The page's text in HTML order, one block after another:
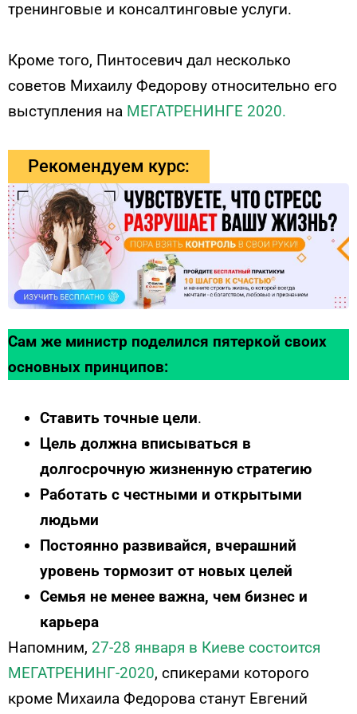
тренинговые и консалтинговые услуги.
Кроме того, Пинтосевич дал несколько
советов Михаилу Федорову относительно его
выступления на МЕГАТРЕНИНГЕ 2020.
Рекомендуем курс:
Сам же министр поделился пятеркой своих
основных принципов:
Ставить точные цели.
Цель должна вписываться в
долгосрочную жизненную стратегию
Работать с честными и открытыми
людьми
Постоянно развивайся, вчерашний
уровень тормозит от новых целей
Семья не менее важна, чем бизнес и
карьера
Напомним, 27-28 января в Киеве состоится
МЕГАТРЕНИНГ-2020, спикерами которого
кроме Михаила Федорова станут Евгений